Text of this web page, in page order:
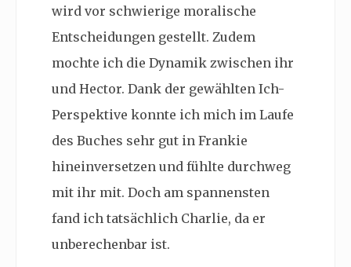
wird vor schwierige moralische
Entscheidungen gestellt. Zudem
mochte ich die Dynamik zwischen ihr
und Hector. Dank der gewählten Ich-
Perspektive konnte ich mich im Laufe
des Buches sehr gut in Frankie
hineinversetzen und fühlte durchweg
mit ihr mit. Doch am spannensten
fand ich tatsächlich Charlie, da er
unberechenbar ist.